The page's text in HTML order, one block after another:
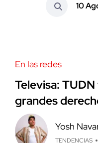
10
En las redes
Televisa:
grandes
Yosh
TENDENCIAS